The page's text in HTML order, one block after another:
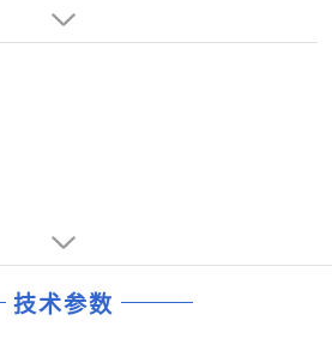
技术参数